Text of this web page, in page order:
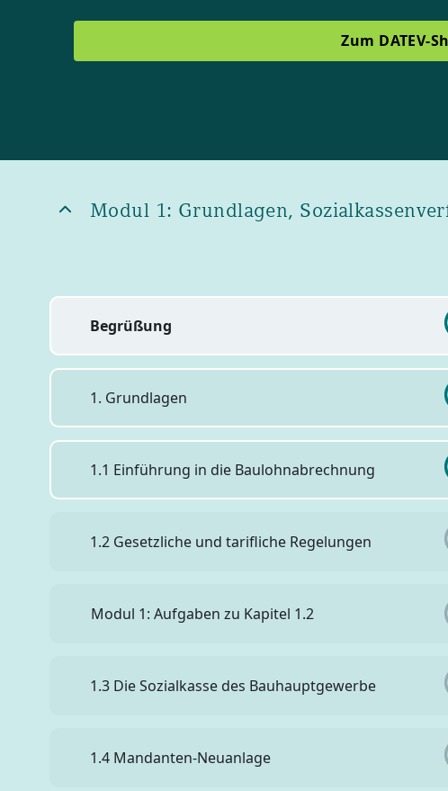
Zum DATEV-
BlöckeModul 1: Grundlagen,
Begrüßung
1. Grundlagen
1.1 Einführung in die Baulohnabrechnung
1.2 Gesetzliche und tarifliche Regelungen
Modul 1: Aufgaben zu Kapitel 1.2
1.3 Die Sozialkasse des Bauhauptgewerbe
1.4 Mandanten-Neuanlage